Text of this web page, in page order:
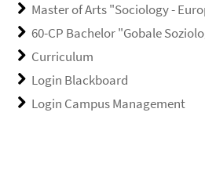
Master of Arts "Sociology -
60-CP Bachelor "Gobale
Curriculum
Login Blackboard
Login Campus Management